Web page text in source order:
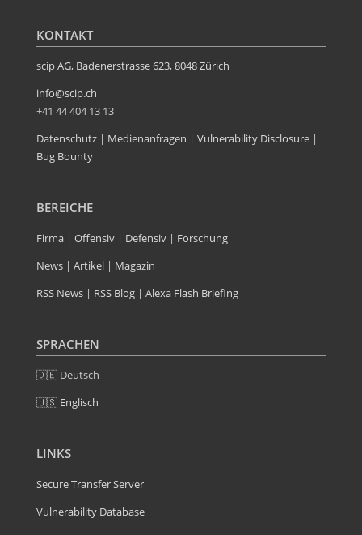
KONTAKT
scip AG, Badenerstrasse 623, 8048 Zürich
info@scip.ch
+41 44 404 13 13
Datenschutz| Medienanfragen | Vulnerability Disclosure|
Bug Bounty
BEREICHE
Firma| Offensiv| Defensiv| Forschung
News| Artikel| Magazin
RSS News| RSS Blog| Alexa Flash Briefing
SPRACHEN
🇩🇪 Deutsch
🇺🇸 Englisch
LINKS
Secure Transfer Server
Vulnerability Database